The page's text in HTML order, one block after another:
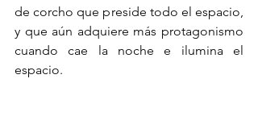
de corcho que preside todo el espacio,
y que aún adquiere más protagonismo
cuando cae la noche e ilumina el
espacio.